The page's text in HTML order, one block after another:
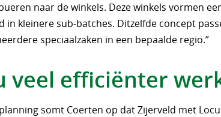
naar de winkels. Deze winkels vormen
in kleinere sub-batches. Ditzelfde concept
speciaalzaken in een bepaalde regio.”
veel efficiënter
somt Coerten op dat Zijerveld met